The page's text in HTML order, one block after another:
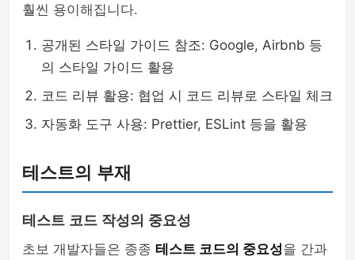
훨씬 용이해집니다.
공개된 스타일 가이드 참조: Google, Airbnb 등
의 스타일 가이드 활용
코드 리뷰 활용: 협업 시 코드 리뷰로 스타일 체크
자동화 도구 사용: Prettier, ESLint 등을 활용
테스트의 부재
테스트 코드 작성의 중요성
초보 개발자들은 종종 테스트 코드의 중요성을 간과